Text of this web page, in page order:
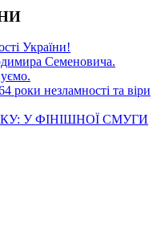
України!
Семеновича.
роки незламності та віри
У ФІНІШНОЇ СМУГИ